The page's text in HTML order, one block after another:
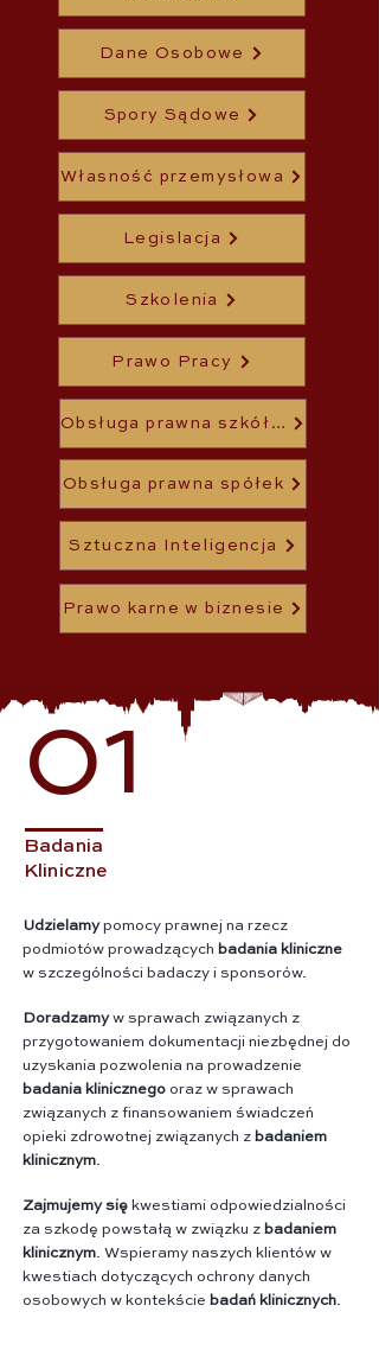
Dane Osobowe
Spory Sądowe
Własność przemysłowa
Legislacja
Szkolenia
Prawo Pracy
Obsługa prawna szkół wyższych
Obsługa prawna spółek
Sztuczna Inteligencja
Prawo karne w biznesie
01
Badania
Kliniczne
Udzielamypomocy prawnej na rzecz
podmiotów prowadzących badania kliniczne
w szczególności badaczy i sponsorów.
Doradzamyw sprawach związanych z
przygotowaniem dokumentacji niezbędnej do
uzyskania pozwolenia na prowadzenie
badania klinicznego oraz w sprawach
związanych z finansowaniem świadczeń
opieki zdrowotnej związanych z badaniem
klinicznym.
Zajmujemy się kwestiami odpowiedzialności
za szkodę powstałą w związku z badaniem
klinicznym. Wspieramy naszych klientów w
kwestiach dotyczących ochrony danych
osobowych w kontekście badań klinicznych.